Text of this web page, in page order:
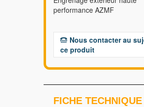
performance AZMF
Nous contacter au
ce produit
FICHE TECHNIQUE